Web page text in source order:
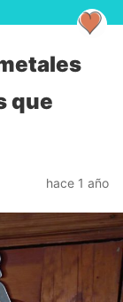
que
hace 1 año